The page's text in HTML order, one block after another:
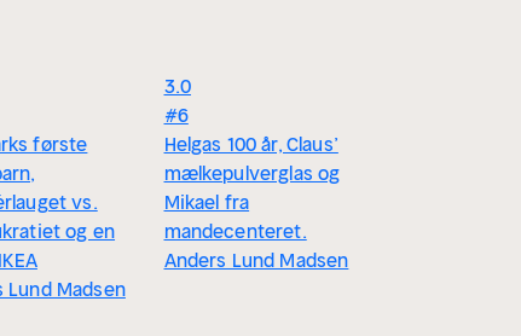
første
vs.
og en
Lund Madsen
3.0
#6
Helgas 100 år, Claus’
mælkepulverglas og
Mikael fra
mandecenteret.
Anders Lund Madsen